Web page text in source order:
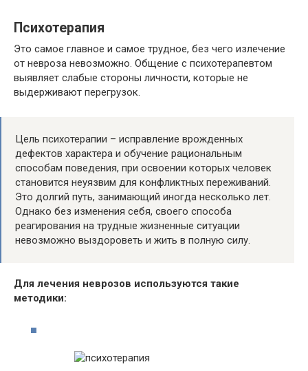
Психотерапия
Это самое главное и самое трудное, без чего излечение
от невроза невозможно. Общение с психотерапевтом
выявляет слабые стороны личности, которые не
выдерживают перегрузок.
Цель психотерапии – исправление врожденных
дефектов характера и обучение рациональным
способам поведения, при освоении которых человек
становится неуязвим для конфликтных переживаний.
Это долгий путь, занимающий иногда несколько лет.
Однако без изменения себя, своего способа
реагирования на трудные жизненные ситуации
невозможно выздороветь и жить в полную силу.
Для лечения неврозов используются такие
методики: